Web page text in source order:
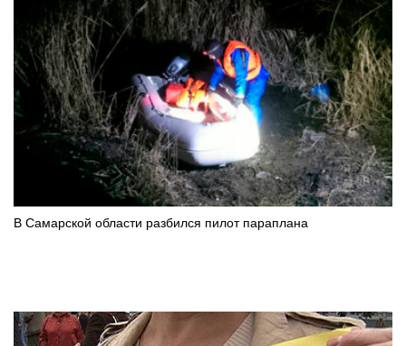
В Самарской области разбился пилот параплана